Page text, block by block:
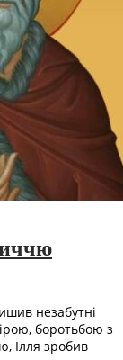
незабутні
боротьбою з
Ілля зробив